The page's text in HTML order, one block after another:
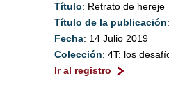
Título: Retrato de hereje
Título de la publicación
Fecha: 14 Julio 2019
Colección: 4T: los
Ir al registro